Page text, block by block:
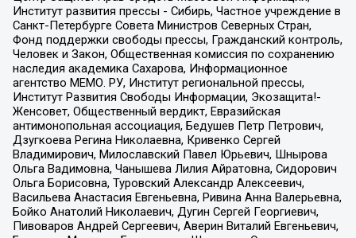
Институт развития прессы - Сибирь, Частное учреждение в
Санкт-Петербурге Совета Министров Северных Стран,
Фонд поддержки свободы прессы, Гражданский контроль,
Человек и Закон, Общественная комиссия по сохранению
наследия академика Сахарова, Информационное
агентство МЕМО. РУ, Институт региональной прессы,
Институт Развития Свободы Информации, Экозащита!-
Женсовет, Общественный вердикт, Евразийская
антимонопольная ассоциация, Бедушев Петр Петрович,
Дзугкоева Регина Николаевна, Кривенко Сергей
Владимирович, Милославский Павел Юрьевич, Шнырова
Ольга Вадимовна, Чанышева Лилия Айратовна, Сидорович
Ольга Борисовна, Туровский Александр Алексеевич,
Васильева Анастасия Евгеньевна, Ривина Анна Валерьевна,
Бойко Анатолий Николаевич, Дугин Сергей Георгиевич,
Пивоваров Андрей Сергеевич, Аверин Виталий Евгеньевич,